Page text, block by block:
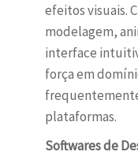
efeitos visuais.
modelagem,
interface
força em
plataformas.
Softwares de